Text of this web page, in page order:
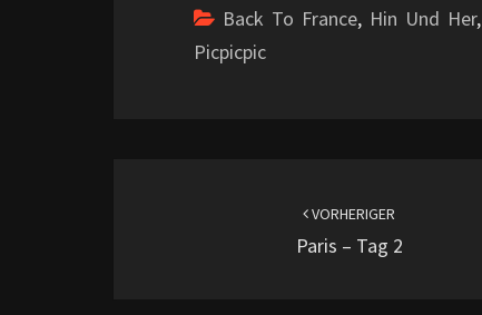
Back To France, Hin Und Her,
Picpicpic
VORHERIGER
Paris – Tag 2